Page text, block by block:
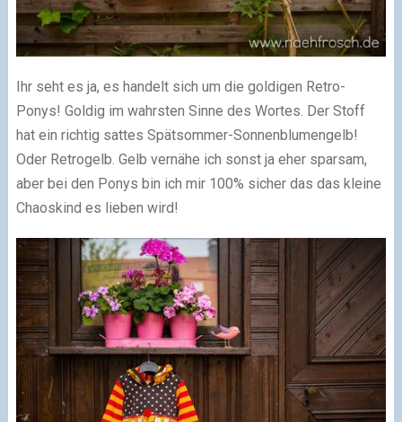
Ihr seht es ja, es handelt sich um die goldigen Retro-
Ponys! Goldig im wahrsten Sinne des Wortes. Der Stoff
hat ein richtig sattes Spätsommer-Sonnenblumengelb!
Oder Retrogelb. Gelb vernähe ich sonst ja eher sparsam,
aber bei den Ponys bin ich mir 100% sicher das das kleine
Chaoskind es lieben wird!